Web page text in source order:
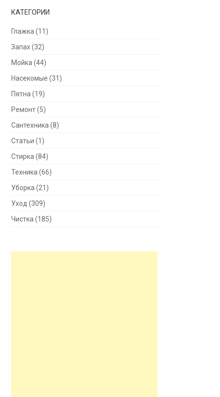
КАТЕГОРИИ
Глажка (11)
Запах(32)
Мойка (44)
Насекомые (31)
Пятна (19)
Ремонт(5)
Сантехника (8)
Статьи (1)
Стирка (84)
Техника (66)
Уборка (21)
Уход (309)
Чистка (185)